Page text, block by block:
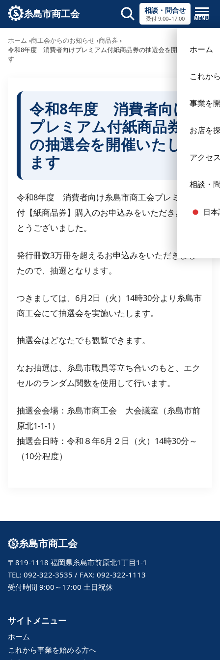
糸島市商工会 相談・問合せ
受付 9:00–17:00 MENU
サイト内検索
ホーム
これか
事業を
お店を
アクセ
相談・
日
ホーム 商工会からのお知らせ 商品券
令和8年度 消費者向けプレミアム付紙商品券の抽選会を開催いたしま
す
令和8年度 消費者向け
プレミアム付紙商品券
の抽選会を開催いたし
ます
令和8年度 消費者向け糸島市商工会プレミアム
付【紙商品券】購入のお申込みをいただきありが
とうございました。
発行冊数3万冊を超えるお申込みをいただきまし
たので、抽選となります。
つきましては、6月2日（火）14時30分より糸島市
商工会にて抽選会を実施いたします。
抽選会はどなたでも観覧できます。
なお抽選は、糸島市職員等立ち合いのもと、エク
セルのランダム関数を使用して行います。
抽選会会場：糸島市商工会 大会議室（糸島市前
原北1-1-1）
抽選会日時：令和８年6月２日（火）14時30分～
（10分程度）
糸島市商工会
〒819-1118 福岡県糸島市前原北1丁目1-1
TEL: 092-322-3535 / FAX: 092-322-1113
受付時間 9:00～17:00 土日祝休
サイトメニュー
ホーム
これから事業を始める方へ